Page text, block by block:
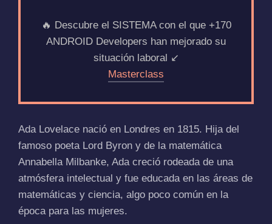
🔥 Descubre el SISTEMA con el que +170
ANDROID Developers han mejorado su
situación laboral ↙️
Masterclass
Ada Lovelace nació en Londres en 1815. Hija del
famoso poeta Lord Byron y de la matemática
Annabella Milbanke, Ada creció rodeada de una
atmósfera intelectual y fue educada en las áreas de
matemáticas y ciencia, algo poco común en la
época para las mujeres.